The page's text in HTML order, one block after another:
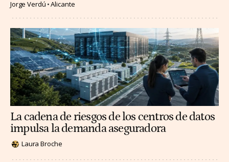
Jorge Verdú Alicante
La cadena de riesgos de los centros de datos
impulsa la demanda aseguradora
Laura Broche